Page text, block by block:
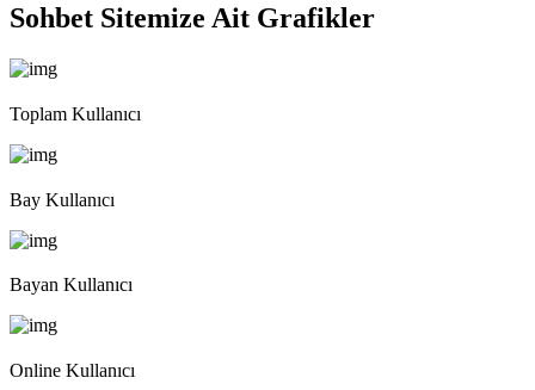
Sohbet Sitemize Ait Grafikler
Toplam Kullanıcı
Bay Kullanıcı
Bayan Kullanıcı
Online Kullanıcı